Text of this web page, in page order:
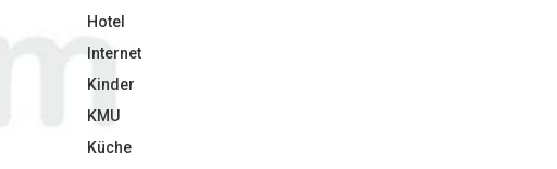
Hotel
Internet
Kinder
KMU
Küche